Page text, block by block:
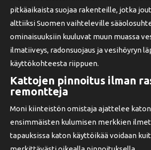
pitkäaikaista suojaa rakenteille, jotka
alttiiksi Suomen vaihteleville
ominaisuuksiin kuuluvat muun muassa
ilmatiiveys, radonsuojaus ja vesihöyryn
käyttökohteesta riippuen.
Kattojen pinnoitus ilman
remontteja
Moni kiinteistön omistaja ajattelee
ensimmäisten kulumisen merkkien
tapauksissa katon käyttöikää voidaan